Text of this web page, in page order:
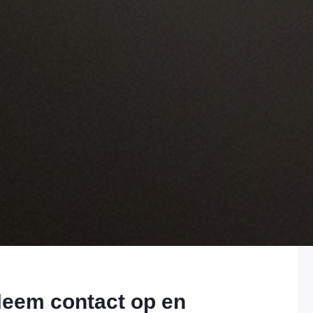
contact op en